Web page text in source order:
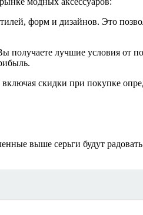
форм и дизайнов. Это
получаете лучшие условия от
скидки при покупке
выше серьги будут